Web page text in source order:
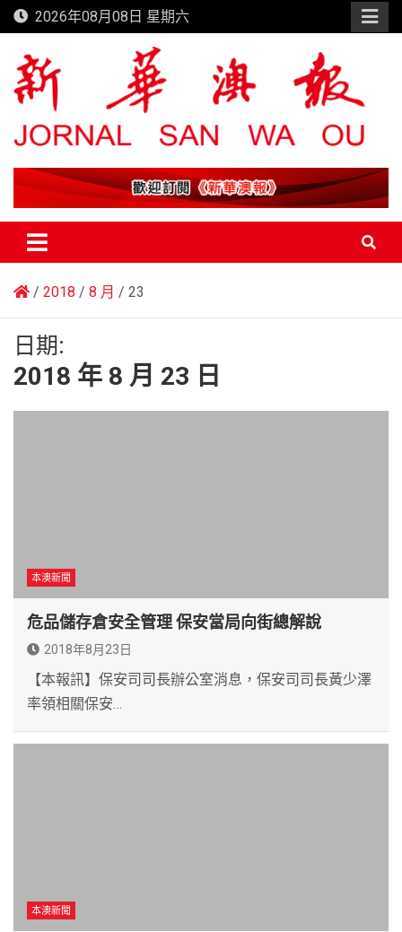
Skip
to
content
2026年08月08日 星期六
新華澳報
2018 8 月 23
日期:
2018 年 8 月 23 日
本澳新聞
危品儲存倉安全管理 保安當局向街總解說
2018年8月23日
【本報訊】保安司司長辦公室消息，保安司司長黃少澤
率領相關保安…
本澳新聞